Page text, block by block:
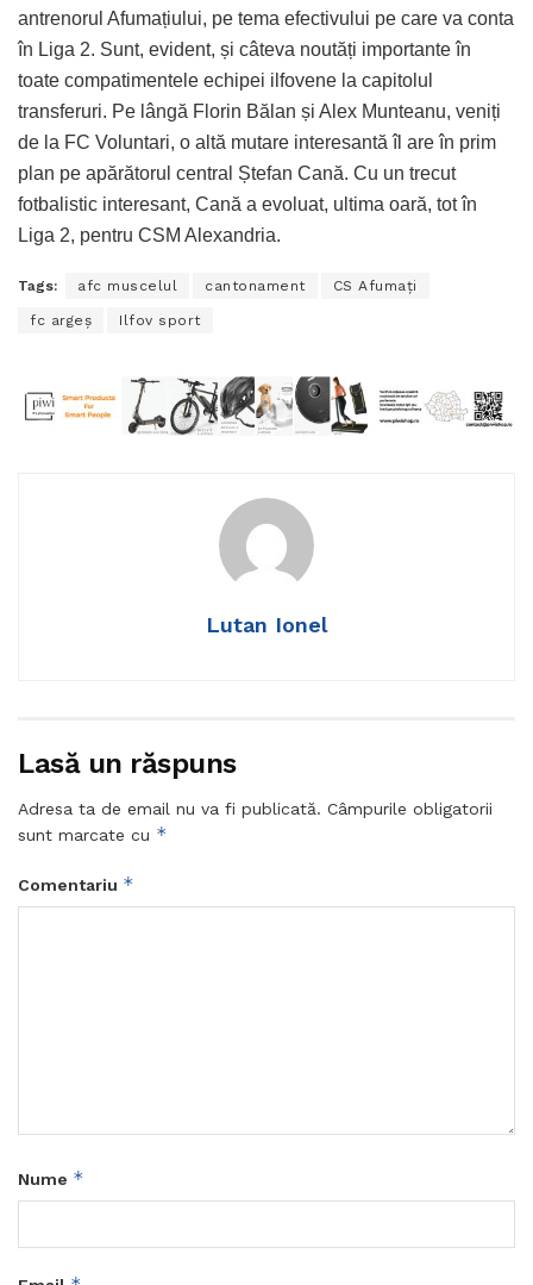
antrenorul Afumațiului, pe tema efectivului pe care va conta
în Liga 2. Sunt, evident, și câteva noutăți importante în
toate compatimentele echipei ilfovene la capitolul
transferuri. Pe lângă Florin Bălan și Alex Munteanu, veniți
de la FC Voluntari, o altă mutare interesantă îl are în prim
plan pe apărătorul central Ștefan Cană. Cu un trecut
fotbalistic interesant, Cană a evoluat, ultima oară, tot în
Liga 2, pentru CSM Alexandria.
Tags: afc muscelul cantonament CS Afumaţi
fc argeș Ilfov sport
Lutan Ionel
Lasă un răspuns
Adresa ta de email nu va fi publicată. Câmpurile obligatorii
sunt marcate cu *
Comentariu *
Nume *